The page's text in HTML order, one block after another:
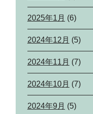
2025年1月 (6)
2024年12月 (5)
2024年11月 (7)
2024年10月 (7)
2024年9月 (5)